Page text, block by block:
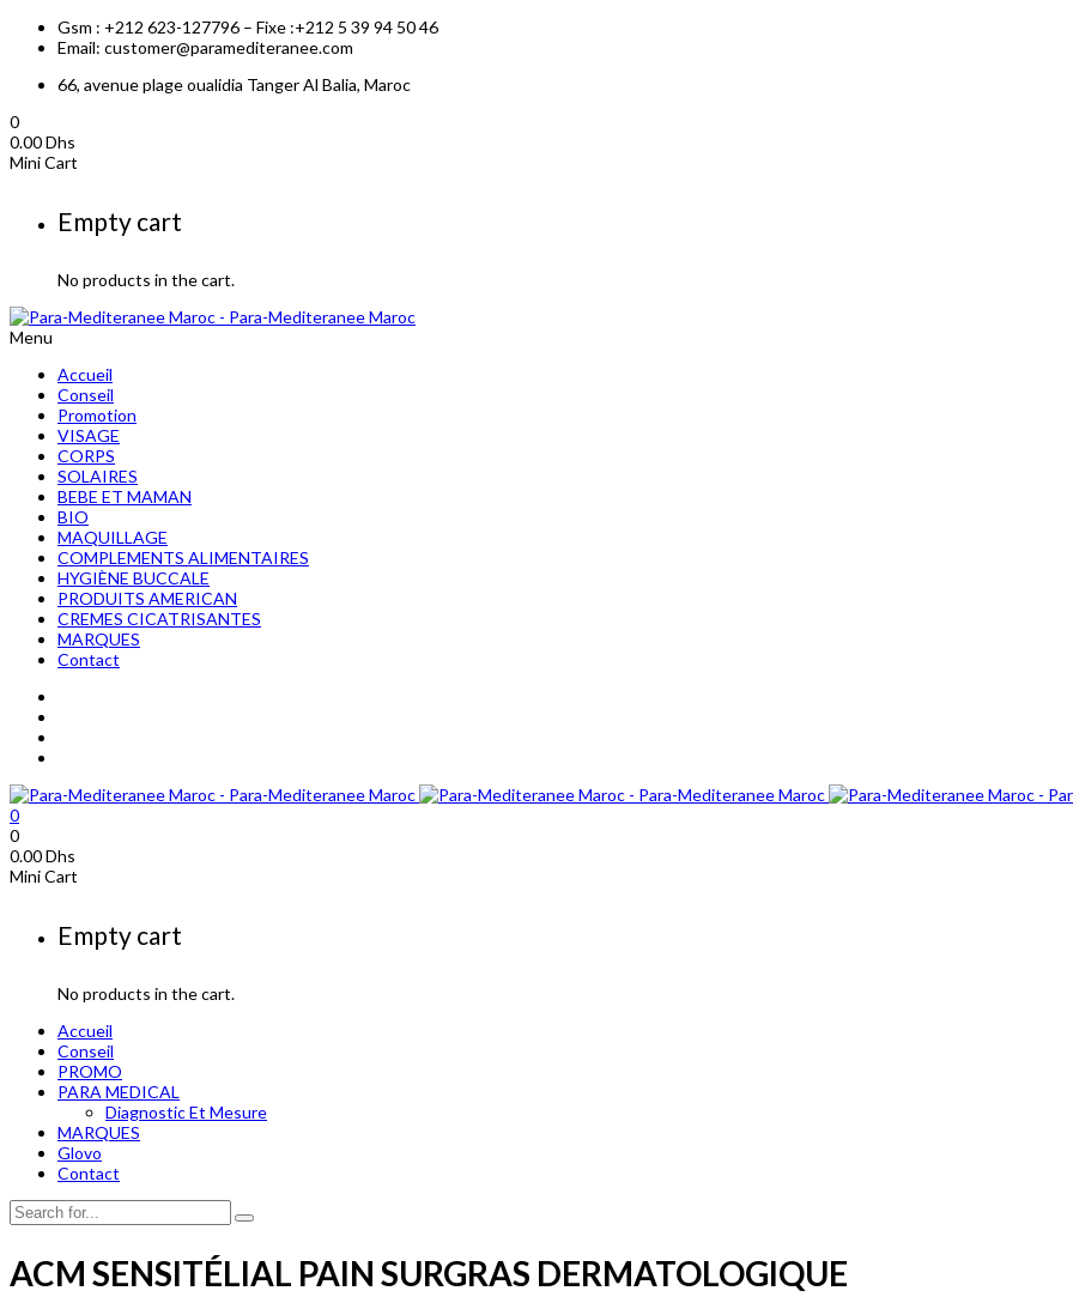
Gsm : +212 623-127796 – Fixe :+212 5 39 94 50 46
Email: customer@paramediteranee.com
66, avenue plage oualidia Tanger Al Balia, Maroc
0
0.00Dhs
Mini Cart
Empty cart
No products in the cart.
Menu
Accueil
Conseil
Promotion
VISAGE
CORPS
SOLAIRES
BEBE ET MAMAN
BIO
MAQUILLAGE
COMPLEMENTS ALIMENTAIRES
HYGIÈNE BUCCALE
PRODUITS AMERICAN
CREMES CICATRISANTES
MARQUES
Contact
0
0
0.00Dhs
Mini Cart
Empty cart
No products in the cart.
Accueil
Conseil
PROMO
PARA MEDICAL
Diagnostic Et Mesure
MARQUES
Glovo
Contact
ACM SENSITÉLIAL PAIN SURGRAS DERMATOLOGIQUE